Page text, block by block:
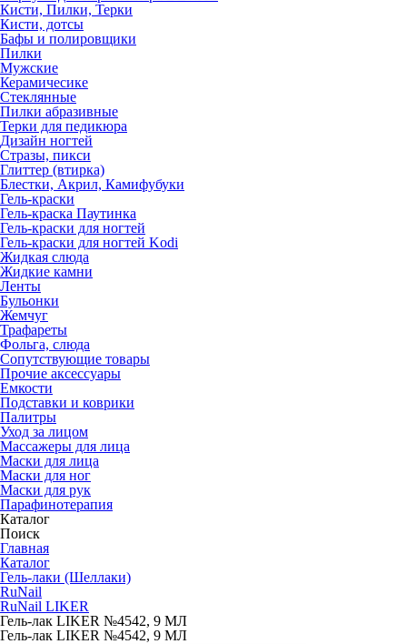
Кисти, Пилки, Терки
Кисти, дотсы
Бафы и полировщики
Пилки
Мужские
Керамичесике
Стеклянные
Пилки абразивные
Терки для педикюра
Дизайн ногтей
Стразы, пикси
Глиттер (втирка)
Блестки, Акрил, Камифубуки
Гель-краски
Гель-краска Паутинка
Гель-краски для ногтей
Гель-краски для ногтей Kodi
Жидкая слюда
Жидкие камни
Ленты
Бульонки
Жемчуг
Трафареты
Фольга, слюда
Сопутствующие товары
Прочие аксессуары
Емкости
Подставки и коврики
Палитры
Уход за лицом
Массажеры для лица
Маски для лица
Маски для ног
Маски для рук
Парафино­терапия
Каталог
Поиск
Главная
Каталог
Гель-лаки (Шеллаки)
RuNail
RuNail LIKER
Гель-лак LIKER №4542, 9 МЛ
Гель-лак LIKER №4542, 9 МЛ